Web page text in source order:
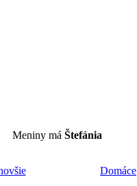
Meniny má Štefánia
Domáce